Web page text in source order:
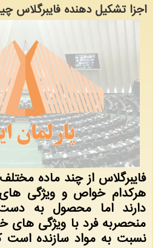
اجزا تشكیل دهنده فایبرگلاس
فایبرگلاس از چند ماده
هركدام خواص و ویژگی
دارند اما محصول به
منحصربه فرد با ویژگی های
نسبت به مواد سازنده است